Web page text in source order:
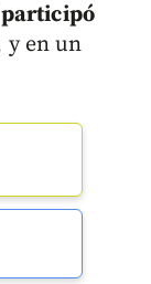
y en un